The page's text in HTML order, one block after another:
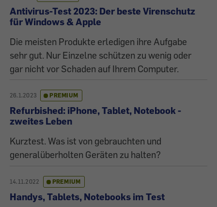
Antivirus-Test 2023: Der beste Virenschutz
für Windows & Apple
Die meisten Produkte erledigen ihre Aufgabe
sehr gut. Nur Einzelne schützen zu wenig oder
gar nicht vor Schaden auf Ihrem Computer.
26.1.2023 PREMIUM
Refurbished: iPhone, Tablet, Notebook -
zweites Leben
Kurztest. Was ist von gebrauchten und
generalüberholten Geräten zu halten?
14.11.2022 PREMIUM
Handys, Tablets, Notebooks im Test